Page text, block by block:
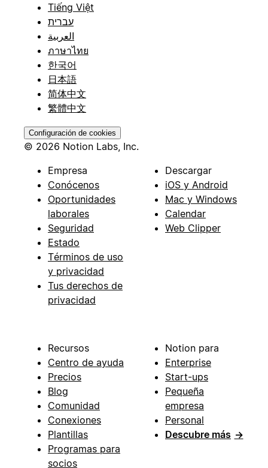
Tiếng Việt
עברית
العربية
ภาษาไทย
한국어
日本語
简体中文
繁體中文
Configuración de cookies
© 2026 Notion Labs, Inc.
Empresa
Conócenos
Oportunidades
laborales
Seguridad
Estado
Términos de uso
y privacidad
Tus derechos de
privacidad
Descargar
iOS y Android
Mac y Windows
Calendar
Web Clipper
Recursos
Centro de ayuda
Precios
Blog
Comunidad
Conexiones
Plantillas
Programas para
socios
Notion para
Enterprise
Start-ups
Pequeña
empresa
Personal
Descubre más →